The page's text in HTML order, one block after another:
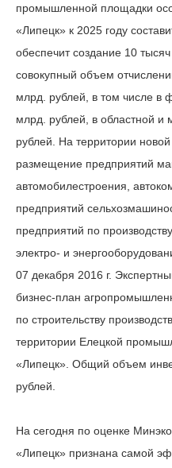
промышленной площадки
«Липецк» к 2025 году
обеспечит создание 10
совокупный объем
млрд. рублей, в том числе в
млрд. рублей, в областной
рублей. На территории
размещение предприятий
автомобилестроения,
предприятий
предприятий по
электро- и
07 декабря 2016 г.
бизнес-план
по строительству
территории Елецкой
«Липецк». Общий объем
рублей.
На сегодня по оценке
«Липецк» признана самой